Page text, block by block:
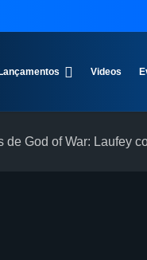
Lançamentos Videos
God of War: Laufey